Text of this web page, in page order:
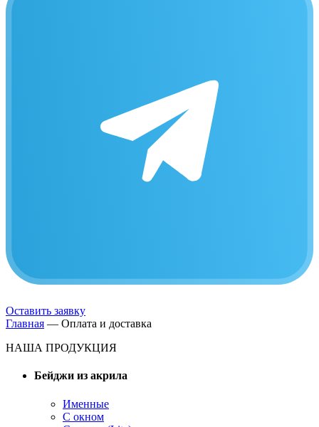
Оставить заявку
Главная — Оплата и доставка
НАША ПРОДУКЦИЯ
Бейджи из акрила
Именные
С окном